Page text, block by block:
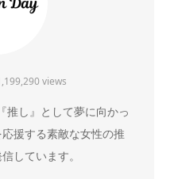
views
推し』として夢に向かっ
援する素敵な女性の推
しています。